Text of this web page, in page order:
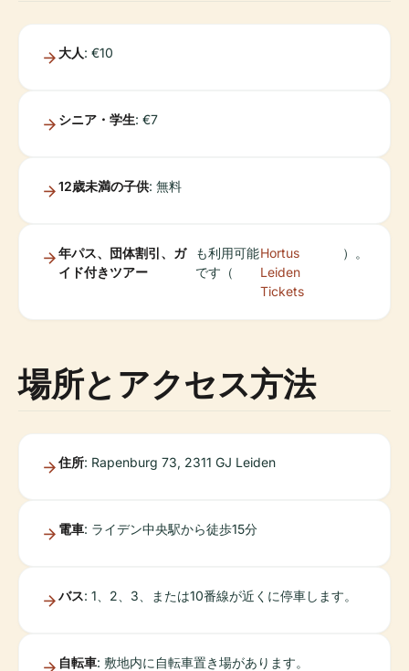
大人: €10
シニア・学生: €7
12歳未満の子供: 無料
年パス、団体割引、ガ
イド付きツアー
も利用可能
です（
Hortus
Leiden
Tickets
）。
場所とアクセス方法
住所: Rapenburg 73, 2311 GJ Leiden
電車: ライデン中央駅から徒歩15分
バス: 1、2、3、または10番線が近くに停車します。
自転車: 敷地内に自転車置き場があります。